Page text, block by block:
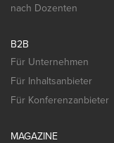
nach Dozenten
B2B
Für Unternehmen
Für Inhaltsanbieter
Für Konferenzanbieter
MAGAZINE